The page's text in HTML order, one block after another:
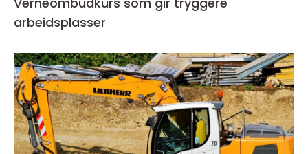
arbeidsplasser